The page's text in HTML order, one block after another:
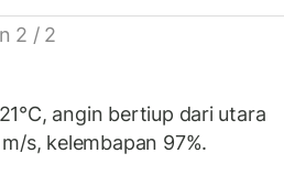
2 / 2
angin bertiup dari utara
s, kelembapan 97%.